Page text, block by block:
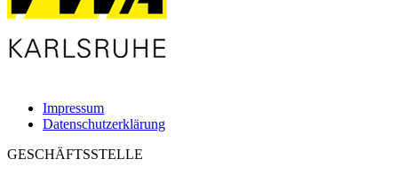
Impressum
Datenschutzerklärung
GESCHÄFTSSTELLE